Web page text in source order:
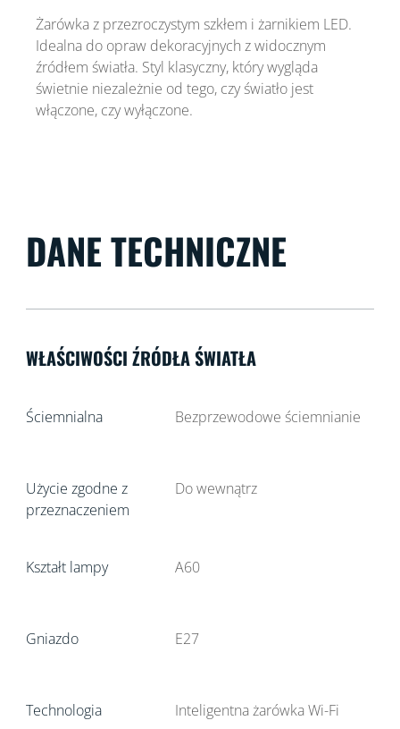
Żarówka z przezroczystym szkłem i żarnikiem LED.
Idealna do opraw dekoracyjnych z widocznym
źródłem światła. Styl klasyczny, który wygląda
świetnie niezależnie od tego, czy światło jest
włączone, czy wyłączone.
DANE TECHNICZNE
WŁAŚCIWOŚCI ŹRÓDŁA ŚWIATŁA
Ściemnialna Bezprzewodowe ściemnianie
Użycie zgodne z
przeznaczeniem
Do wewnątrz
Kształt lampy A60
Gniazdo E27
Technologia Inteligentna żarówka Wi-Fi